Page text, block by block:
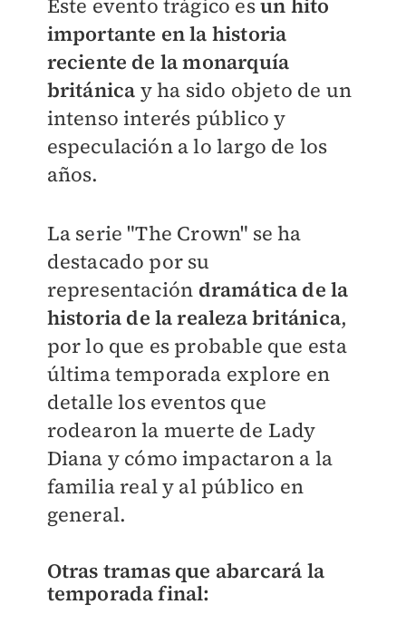
Este evento trágico esun hito
importante en la historia
reciente de la monarquía
británica y ha sido objeto de un
intenso interés público y
especulación a lo largo de los
años.
La serie "The Crown" se ha
destacado por su
representación dramática de la
historia de la realeza británica,
por lo que es probable que esta
última temporada explore en
detalle los eventos que
rodearon la muerte de Lady
Diana y cómo impactaron a la
familia real y al público en
general.
Otras tramas que abarcará la
temporada final: